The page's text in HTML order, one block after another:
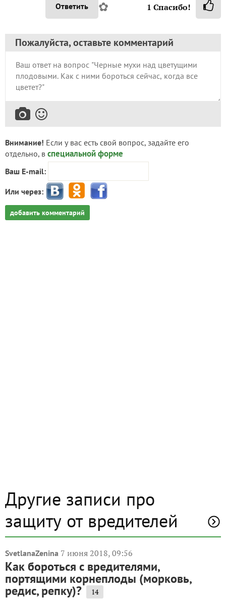
Ответить ✿ 1 Спасибо!
Пожалуйста, оставьте комментарий
Внимание! Если у вас есть свой вопрос, задайте его
отдельно, в специальной форме
Ваш E-mail:
Или через:
добавить комментарий
Другие записи про
защиту от вредителей
SvetlanaZenina 7 июня 2018, 09:56
Как бороться с вредителями,
портящими корнеплоды (морковь,
редис, репку)? 14